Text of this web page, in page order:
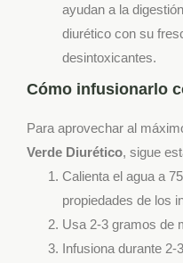
ayudan a la
diurético con su
desintoxicantes.
Cómo infusionarlo
Para aprovechar al
Verde Diurético, sigue
Calienta el agua a
propiedades de los
Usa 2-3 gramos de
Infusiona durante